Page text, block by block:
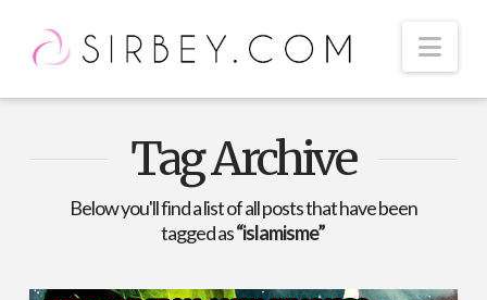
Tag Archive
Below you'll find a list of all posts that have been
tagged as“islamisme”